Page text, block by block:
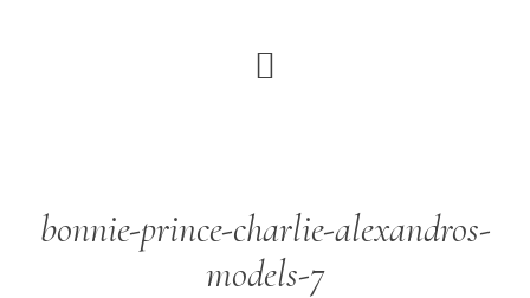
bonnie-prince-charlie-alexandros-
models-7